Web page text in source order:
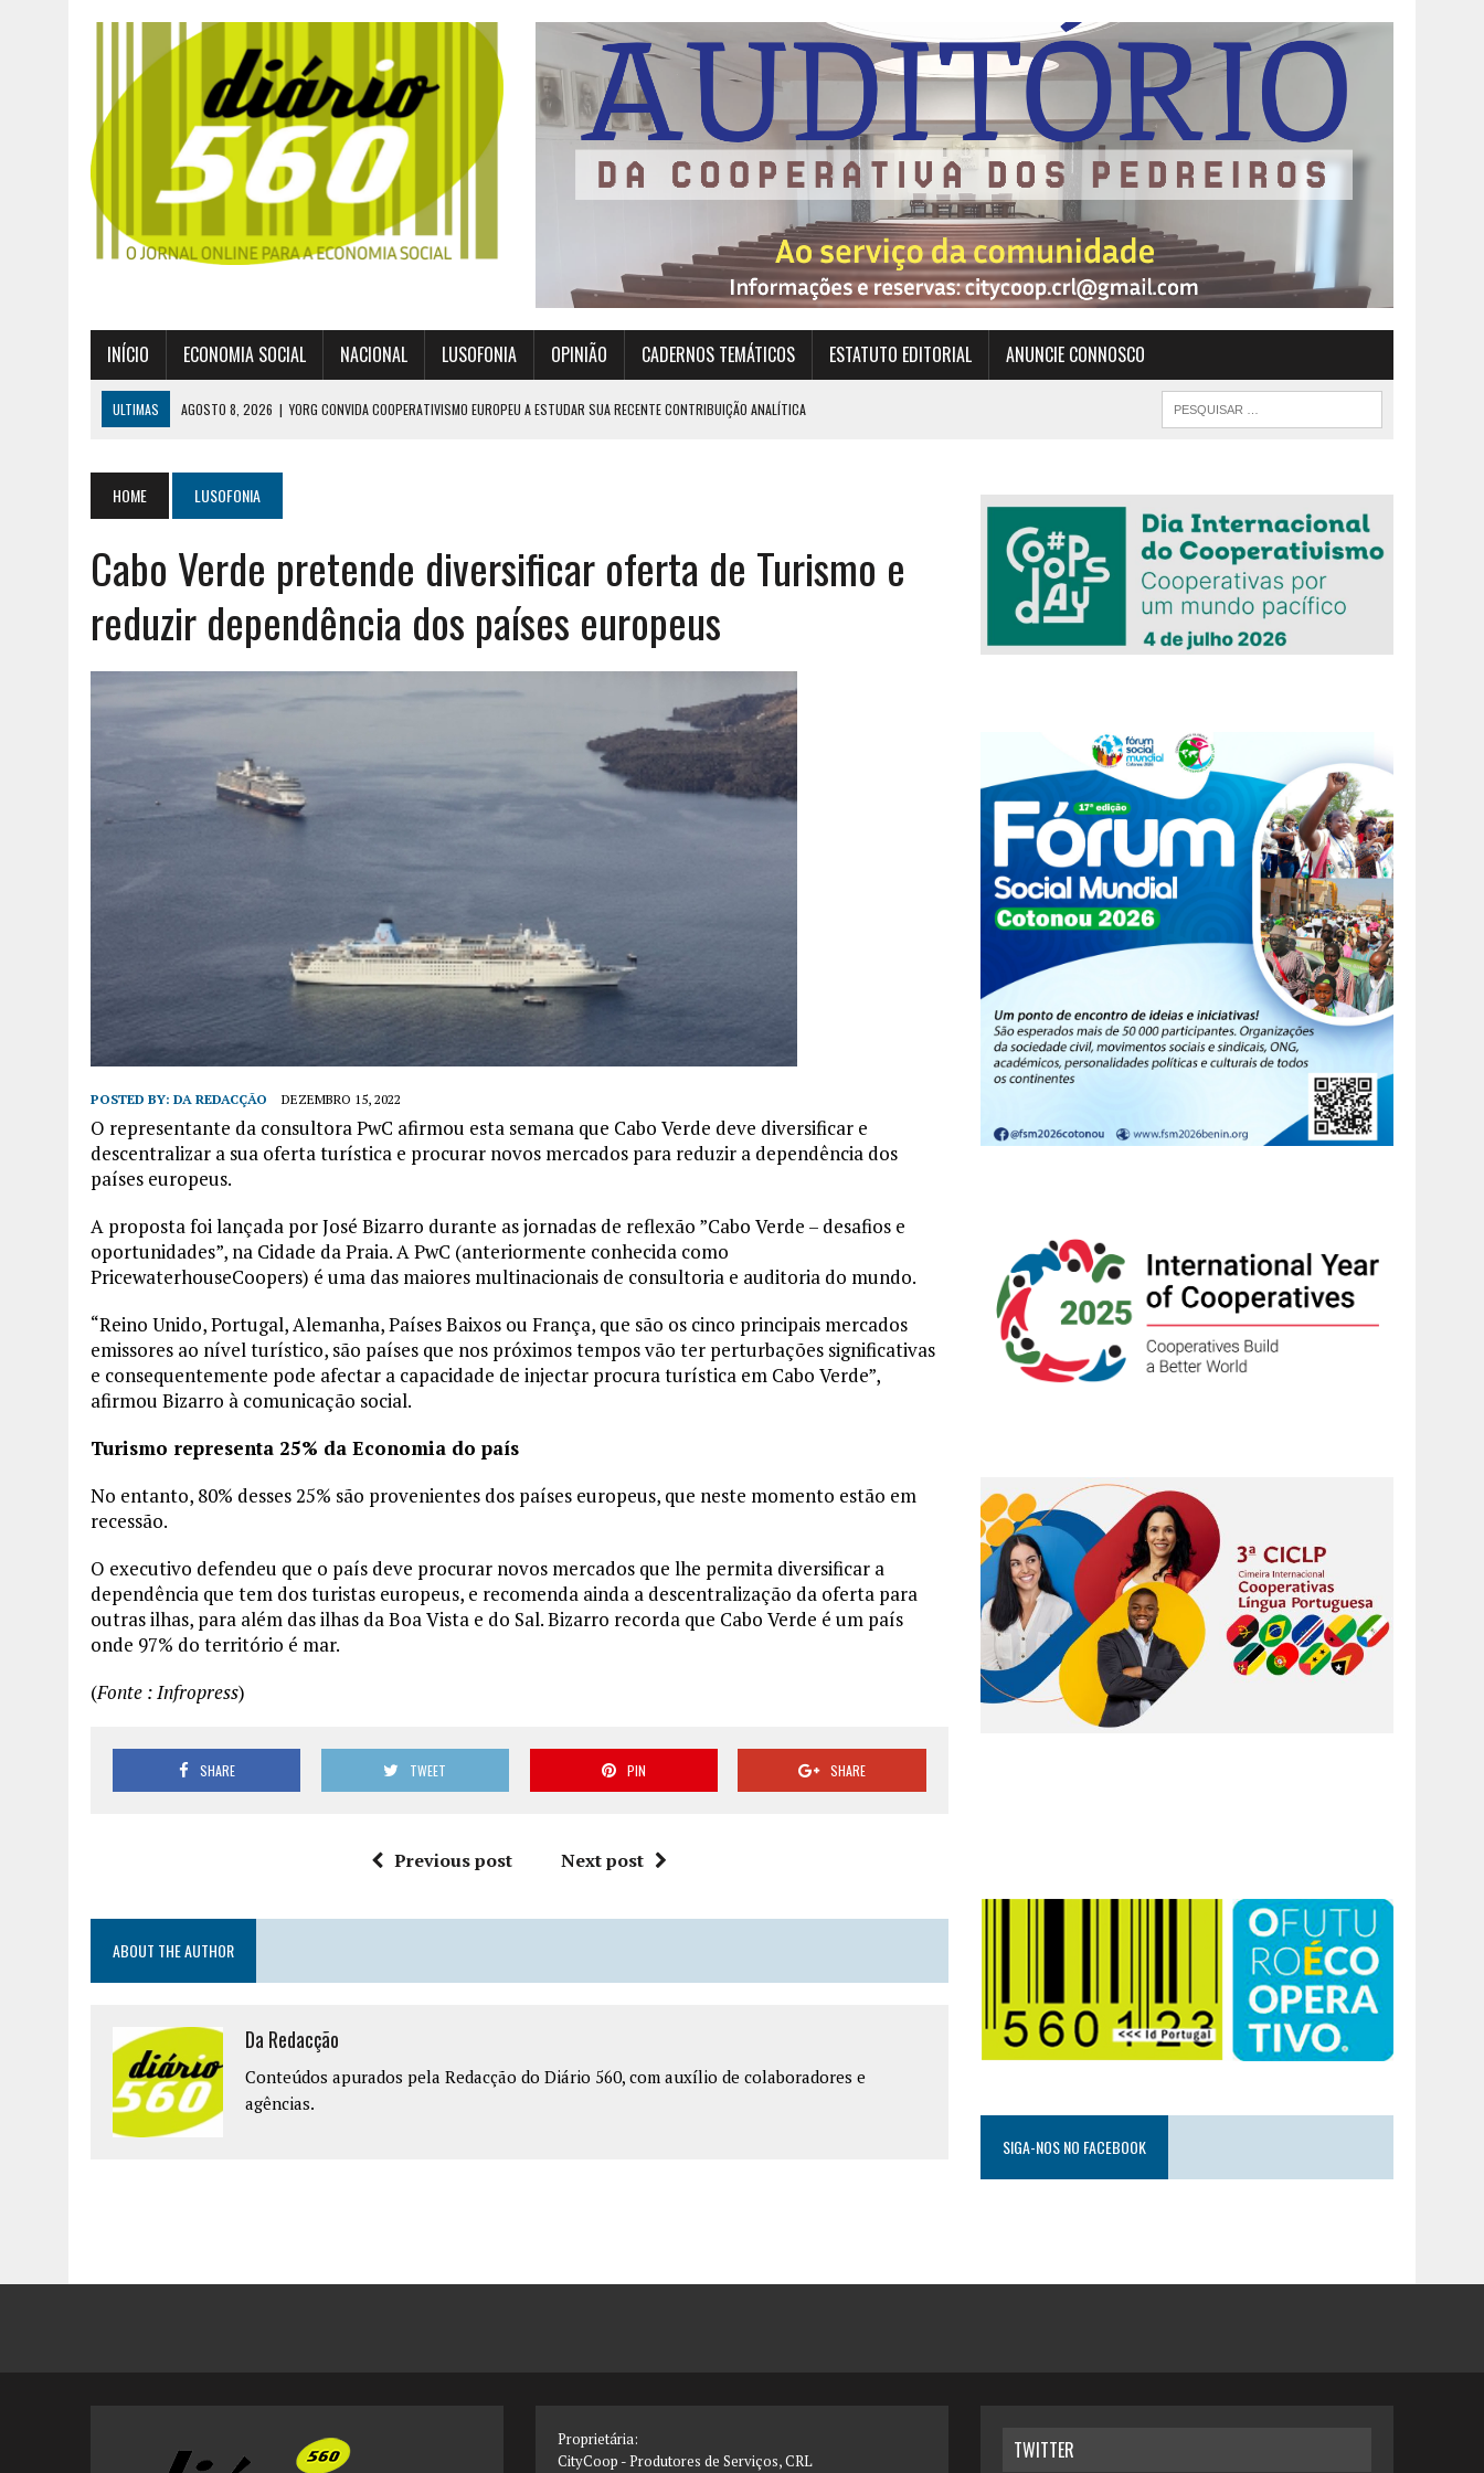
INÍCIO ECONOMIA SOCIAL NACIONAL LUSOFONIA OPINIÃO CADERNOS TEMÁTICOS ESTATUTO EDITORIAL ANUNCIE CONNOSCO
ULTIMAS AGOSTO 8, 2026 | YORG CONVIDA COOPERATIVISMO EUROPEU A ESTUDAR SUA RECENTE CONTRIBUIÇÃO ANALÍTICA
AGOSTO 2, 2026 | GERAÇÃO Z É UM MOVIMENTO DE LUTA DE CLASSES
AGOSTO 8, 2026
ENCONTRO NACIONAL DA MÚTUA DOS PESCADORES TERÁ LUGAR EM OUTUBRO
HOME LUSOFONIA
Cabo Verde pretende diversificar oferta de Turismo e
reduzir dependência dos países europeus
POSTED BY: DA REDACÇÃO DEZEMBRO 15, 2022
O representante da consultora PwC afirmou esta semana que Cabo Verde deve diversificar e
descentralizar a sua oferta turística e procurar novos mercados para reduzir a dependência dos
países europeus.
A proposta foi lançada por José Bizarro durante as jornadas de reflexão ”Cabo Verde – desafios e
oportunidades”, na Cidade da Praia. A PwC (anteriormente conhecida como
PricewaterhouseCoopers) é uma das maiores multinacionais de consultoria e auditoria do mundo.
“Reino Unido, Portugal, Alemanha, Países Baixos ou França, que são os cinco principais mercados
emissores ao nível turístico, são países que nos próximos tempos vão ter perturbações significativas
e consequentemente pode afectar a capacidade de injectar procura turística em Cabo Verde”,
afirmou Bizarro à comunicação social.
Turismo representa 25% da Economia do país
No entanto, 80% desses 25% são provenientes dos países europeus, que neste momento estão em
recessão.
O executivo defendeu que o país deve procurar novos mercados que lhe permita diversificar a
dependência que tem dos turistas europeus, e recomenda ainda a descentralização da oferta para
outras ilhas, para além das ilhas da Boa Vista e do Sal. Bizarro recorda que Cabo Verde é um país
onde 97% do território é mar.
(Fonte : Infropress)
SHARE TWEET PIN SHARE
Previous post Next post
ABOUT THE AUTHOR
Da Redacção
Conteúdos apurados pela Redacção do Diário 560, com auxílio de colaboradores e
agências.
SIGA-NOS NO FACEBOOK
Proprietária:
CityCoop - Produtores de Serviços, CRL
TWITTER